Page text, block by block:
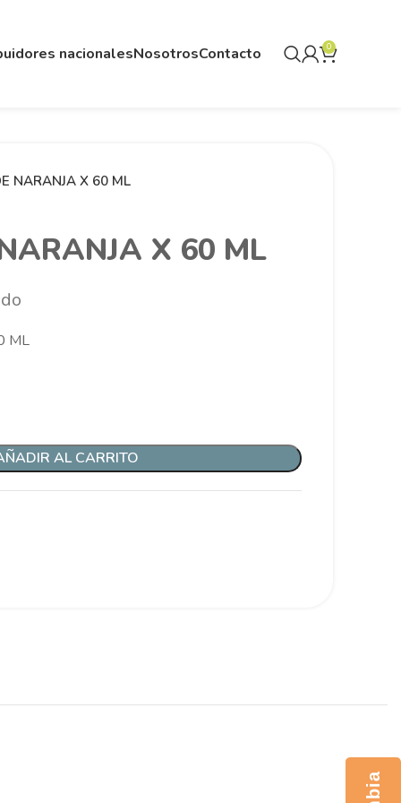
nacionalesNosotrosContacto 0
NARANJA X 60 ML
X 60 ML
ML
AL CARRITO